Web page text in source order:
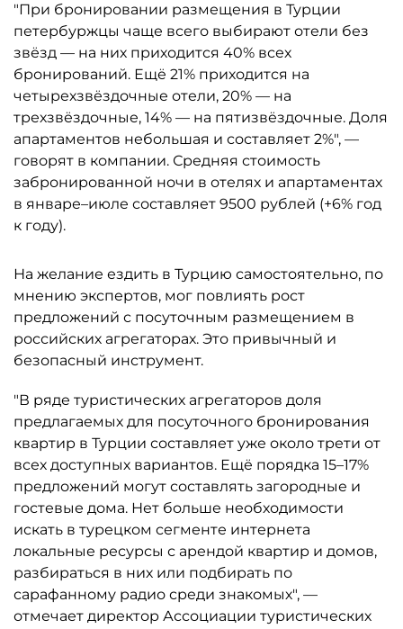
"При бронировании размещения в Турции
петербуржцы чаще всего выбирают отели без
звёзд — на них приходится 40% всех
бронирований. Ещё 21% приходится на
четырехзвёздочные отели, 20% — на
трехзвёздочные, 14% — на пятизвёздочные. Доля
апартаментов небольшая и составляет 2%", —
говорят в компании. Средняя стоимость
забронированной ночи в отелях и апартаментах
в январе–июле составляет 9500 рублей (+6% год
к году).
На желание ездить в Турцию самостоятельно, по
мнению экспертов, мог повлиять рост
предложений с посуточным размещением в
российских агрегаторах. Это привычный и
безопасный инструмент.
"В ряде туристических агрегаторов доля
предлагаемых для посуточного бронирования
квартир в Турции составляет уже около трети от
всех доступных вариантов. Ещё порядка 15–17%
предложений могут составлять загородные и
гостевые дома. Нет больше необходимости
искать в турецком сегменте интернета
локальные ресурсы с арендой квартир и домов,
разбираться в них или подбирать по
сарафанному радио среди знакомых", —
отмечает директор Ассоциации туристических